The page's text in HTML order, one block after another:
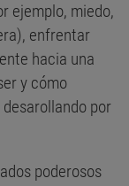
ejemplo, miedo,
enfrentar
hacia una
y cómo
por
poderosos